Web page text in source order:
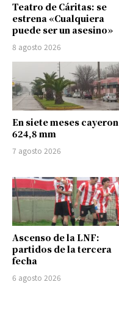
Teatro de Cáritas: se
estrena «Cualquiera
puede ser un asesino»
8 agosto 2026
En siete meses cayeron
624,8 mm
7 agosto 2026
Ascenso de la LNF:
partidos de la tercera
fecha
6 agosto 2026